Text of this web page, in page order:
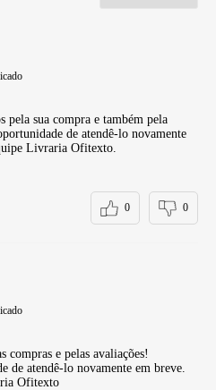
pela sua compra e também pela
de atendê-lo novamente
Livraria Ofitexto.
0 0
compras e pelas avaliações!
de atendê-lo novamente em breve.
Ofitexto